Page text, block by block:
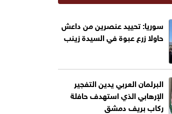
سوريا: تحييد عنصرين من داعش
حاولا زرع عبوة في السيدة زينب
البرلمان العربي يدين التفجير
الإرهابي الذي استهدف حافلة
ركاب بريف دمشق